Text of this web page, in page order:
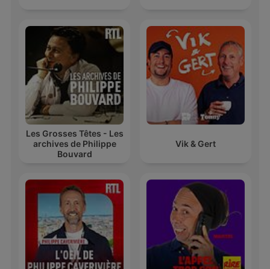
Les Grosses Têtes - Les
archives de Philippe
Bouvard
Vik & Gert